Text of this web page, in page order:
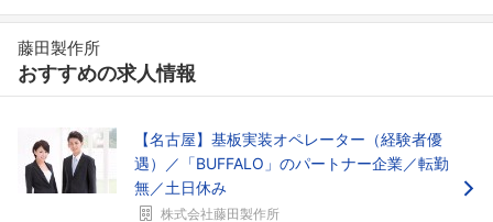
フォローしました
こちらの企業もフォローしませんか？
藤田製作所
おすすめの求人情報
【名古屋】基板実装オペレーター（経験者優
遇）／「BUFFALO」のパートナー企業／転勤
無／土日休み
株式会社藤田製作所